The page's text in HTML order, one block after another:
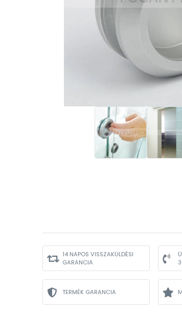
14 NAPOS VISSZAKÜLDÉSI
GARANCIA
TERMÉK GARANCIA